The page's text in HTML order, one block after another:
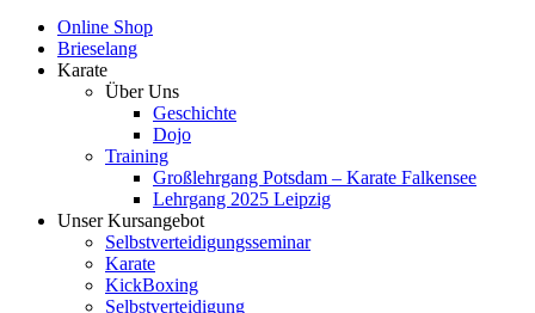
Online Shop
Brieselang
Karate
Über Uns
Geschichte
Dojo
Training
Großlehrgang Potsdam – Karate Falkensee
Lehrgang 2025 Leipzig
Unser Kursangebot
Selbstverteidigungsseminar
Karate
KickBoxing
Selbstverteidigung